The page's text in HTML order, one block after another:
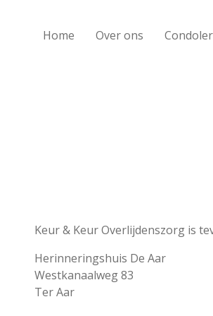
Home Over ons
Keur & Keur Overlijdenszorg is
Herinneringshuis De Aar
Westkanaalweg 83
Ter Aar